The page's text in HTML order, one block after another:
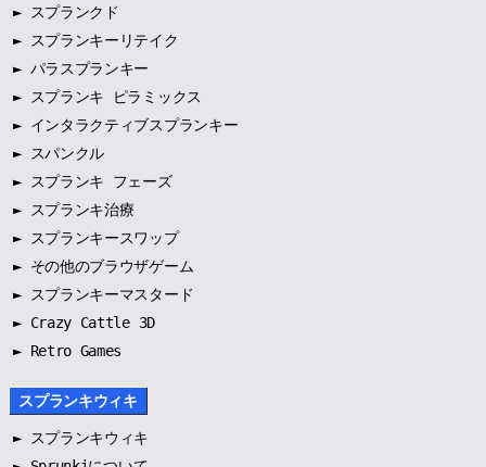
►
スプランクド
►
スプランキーリテイク
► パラスプランキー
►
スプランキ ピラミックス
► インタラクティブスプランキー
►
スパンクル
►
スプランキ フェーズ
►
スプランキ治療
►
スプランキースワップ
► その他のブラウザゲーム
►
スプランキーマスタード
► Crazy Cattle 3D
► Retro Games
スプランキウィキ
►
スプランキウィキ